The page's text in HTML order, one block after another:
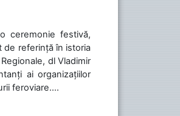
ceremonie festivă,
de referință în istoria
dl Vladimir
ai organizațiilor
feroviare....